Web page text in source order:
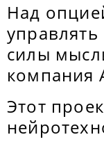
Над
силы
компания
Этот